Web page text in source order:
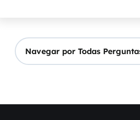
Navegar por Todas